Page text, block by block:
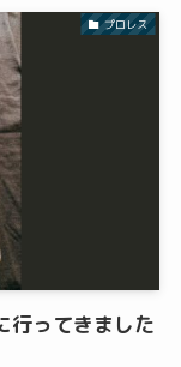
プロレス
行ってきました